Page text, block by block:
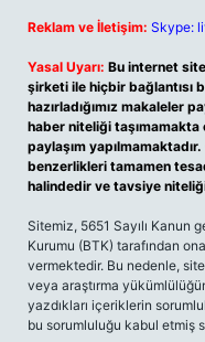
Reklam ve İletişim: Skype:
Yasal Uyarı: Bu internet
şirketi ile hiçbir bağlantısı
hazırladığımız makaleler
haber niteliği taşımamakta
paylaşım
benzerlikleri tamamen
halindedir ve tavsiye
Sitemiz, 5651 Sayılı Kanun
Kurumu (BTK) tarafından
vermektedir. Bu nedenle,
veya araştırma
yazdıkları içeriklerin
bu sorumluluğu kabul etmiş